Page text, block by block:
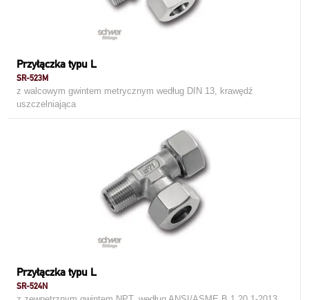
Przyłączka typu L
SR-523M
z walcowym gwintem metrycznym według DIN 13, krawędź
uszczelniająca
Przyłączka typu L
SR-524N